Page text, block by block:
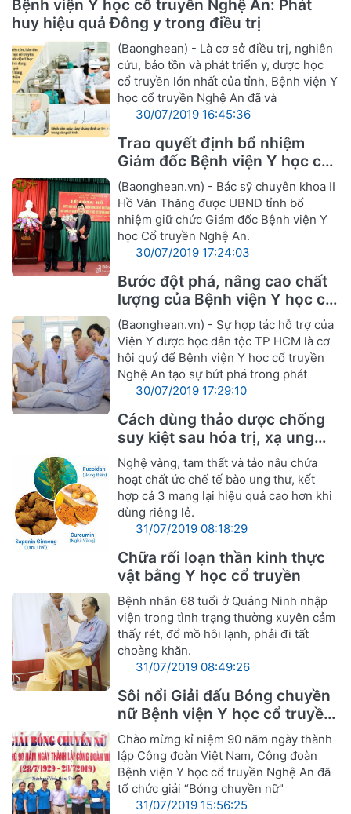
Bệnh viện Y học cổ truyền Nghệ An: Phát
huy hiệu quả Đông y trong điều trị
(Baonghean) - Là cơ sở điều trị, nghiên
cứu, bảo tồn và phát triển y, dược học
cổ truyền lớn nhất của tỉnh, Bệnh viện Y
học cổ truyền Nghệ An đã và
30/07/2019 16:45:36
Trao quyết định bổ nhiệm
Giám đốc Bệnh viện Y học cổ
truyền Nghệ An
(Baonghean.vn) - Bác sỹ chuyên khoa II
Hồ Văn Thăng được UBND tỉnh bổ
nhiệm giữ chức Giám đốc Bệnh viện Y
học Cổ truyền Nghệ An.
30/07/2019 17:24:03
Bước đột phá, nâng cao chất
lượng của Bệnh viện Y học cổ
truyền Nghệ An
(Baonghean.vn) - Sự hợp tác hỗ trợ của
Viện Y dược học dân tộc TP HCM là cơ
hội quý để Bệnh viện Y học cổ truyền
Nghệ An tạo sự bứt phá trong phát
30/07/2019 17:29:10
Cách dùng thảo dược chống
suy kiệt sau hóa trị, xạ ung
thư
Nghệ vàng, tam thất và tảo nâu chứa
hoạt chất ức chế tế bào ung thư, kết
hợp cả 3 mang lại hiệu quả cao hơn khi
dùng riêng lẻ.
31/07/2019 08:18:29
Chữa rối loạn thần kinh thực
vật bằng Y học cổ truyền
Bệnh nhân 68 tuổi ở Quảng Ninh nhập
viện trong tình trạng thường xuyên cảm
thấy rét, đổ mồ hôi lạnh, phải đi tất
choàng khăn.
31/07/2019 08:49:26
Sôi nổi Giải đấu Bóng chuyền
nữ Bệnh viện Y học cổ truyền
Nghệ An
Chào mừng kỉ niệm 90 năm ngày thành
lập Công đoàn Việt Nam, Công đoàn
Bệnh viện Y học cổ truyền Nghệ An đã
tổ chức giải “Bóng chuyền nữ"
31/07/2019 15:56:25